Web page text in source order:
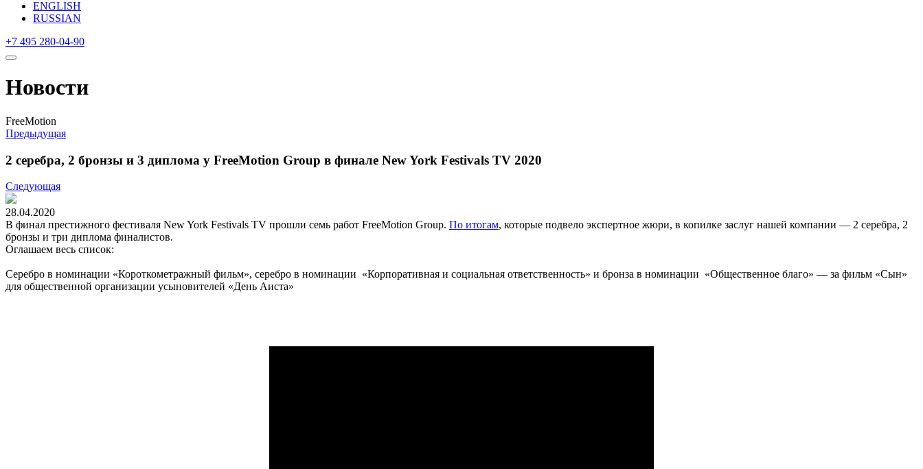
ENGLISH
RUSSIAN
+7 495 280-04-90
Новости
FreeMotion
Предыдущая
2 серебра, 2 бронзы и 3 диплома у FreeMotion Group в финале New York Festivals TV 2020
Следующая
28.04.2020
В финал престижного фестиваля New York Festivals TV прошли семь работ FreeMotion Group. По итогам, которые подвело экспертное жюри, в копилке заслуг нашей компании — 2 серебра, 2
бронзы и три диплома финалистов.
Оглашаем весь список:
Серебро в номинации «Короткометражный фильм», серебро в номинации «Корпоративная и социальная ответственность» и бронза в номинации «Общественное благо» — за фильм «Сын»
для общественной организации усыновителей «День Аиста»